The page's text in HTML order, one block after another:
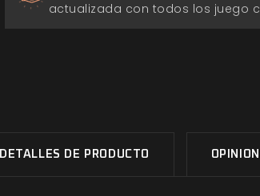
actualizada con todos los juego
DETALLES DE PRODUCTO